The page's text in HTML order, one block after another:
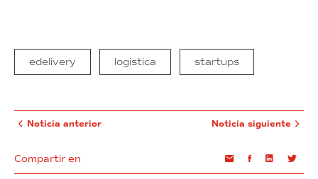
edelivery logistica startups
Noticia anterior
Compartir en EmailFacebookLinkedin
Noticia siguiente